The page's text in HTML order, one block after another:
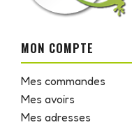
MON COMPTE
Mes commandes
Mes avoirs
Mes adresses